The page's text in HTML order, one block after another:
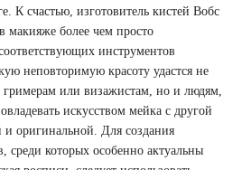
К счастью, изготовитель кистей Вобс
макияже более чем просто
инструментов
неповторимую красоту удастся не
гримерам или визажистам, но и людям,
искусством мейка с другой
и оригинальной. Для создания
среди которых особенно актуальны